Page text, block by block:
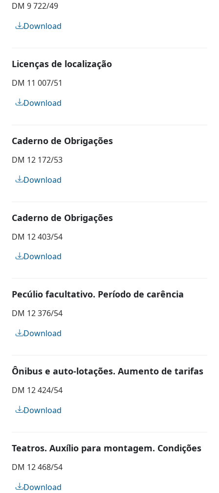
DM 9 722/49
Download
Licenças de localização
DM 11 007/51
Download
Caderno de Obrigações
DM 12 172/53
Download
Caderno de Obrigações
DM 12 403/54
Download
Pecúlio facultativo. Período de carência
DM 12 376/54
Download
Ônibus e auto-lotações. Aumento de tarifas
DM 12 424/54
Download
Teatros. Auxílio para montagem. Condições
DM 12 468/54
Download